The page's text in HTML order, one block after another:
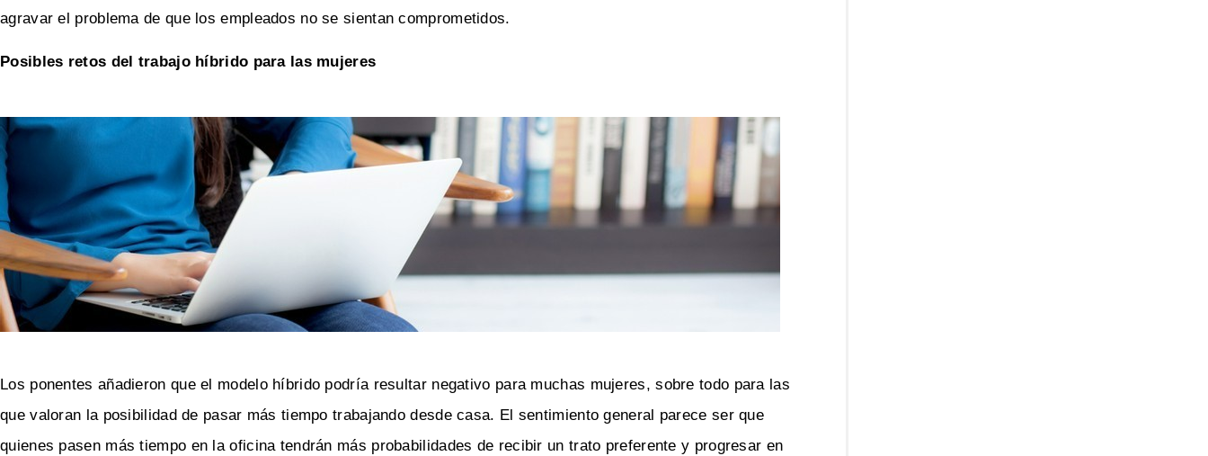
agravar el problema de que los empleados no se sientan comprometidos.
Posibles retos del trabajo híbrido para las mujeres
Los ponentes añadieron que el modelo híbrido podría resultar negativo para muchas mujeres, sobre todo para las
que valoran la posibilidad de pasar más tiempo trabajando desde casa. El sentimiento general parece ser que
quienes pasen más tiempo en la oficina tendrán más probabilidades de recibir un trato preferente y progresar en